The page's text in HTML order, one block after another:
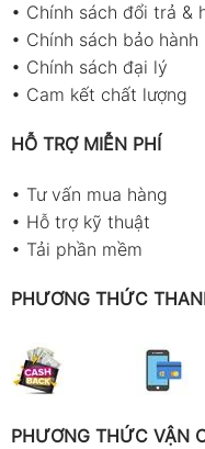
• Chính sách đổi trả &
• Chính sách bảo hành
• Chính sách đại lý
• Cam kết chất lượng
HỖ TRỢ MIỄN PHÍ
• Tư vấn mua hàng
• Hỗ trợ kỹ thuật
• Tải phần mềm
PHƯƠNG THỨC
PHƯƠNG THỨC VẬN